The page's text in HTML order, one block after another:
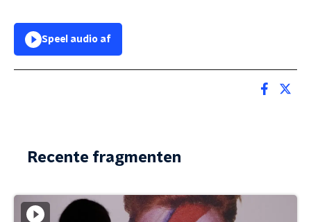
Speel audio af
Recente fragmenten